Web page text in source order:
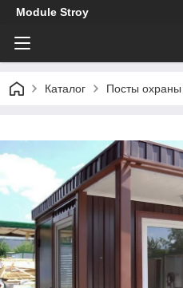
Module Stroy
Каталог Посты охраны